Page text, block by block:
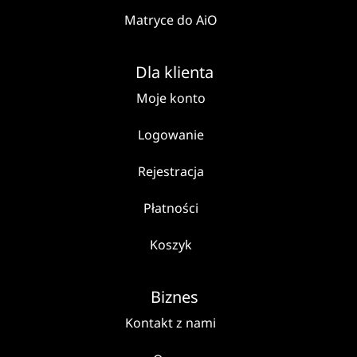
Matryce do AiO
Dla klienta
Moje konto
Logowanie
Rejestracja
Płatności
Koszyk
Biznes
Kontakt z nami